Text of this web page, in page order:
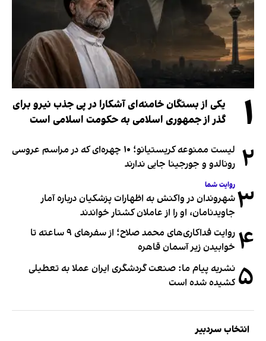
۱
یکی از بستگان خامنه‌ای آشکارا در پی جذب نیرو برای
گذر از جمهوری اسلامی به حکومت اسلامی است
۲
لیست ممنوعه کریستیانو؛ ۱۰ چهره‌ای که در مراسم عروسی
رونالدو و جورجینا جایی ندارند
۳ روایت شما
شهروندان در واکنش به اظهارات پزشکیان درباره آمار
جاویدنامان، او را از عاملان کشتار خواندند
۴
روایت فداکاری‌های محمد صلاح؛ از سفرهای ۹ ساعته تا
خوابیدن زیر آسمان قاهره
۵ نشریه پیام ما: صنعت گردشگری ایران عملا به تعطیلی
کشیده شده است
انتخاب سردبیر